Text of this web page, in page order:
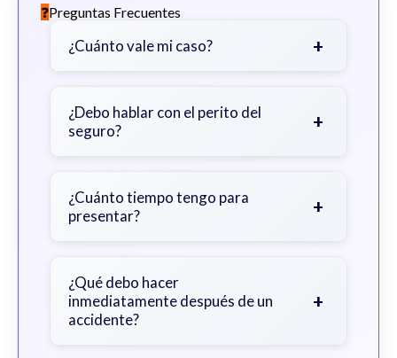
Preguntas Frecuentes
¿Cuánto vale mi caso? +
gravedad de sus lesiones, facturas
médicas, tiempo fuera del trabajo y
¿Debo hablar con el perito del
seguro?
+
primero con un abogado para evitar
declaraciones que perjudiquen su
¿Cuánto tiempo tengo para
presentar?
+
con excepciones. Consulte para
obtener orientación específica.
¿Qué debo hacer
inmediatamente después de un
accidente?
+